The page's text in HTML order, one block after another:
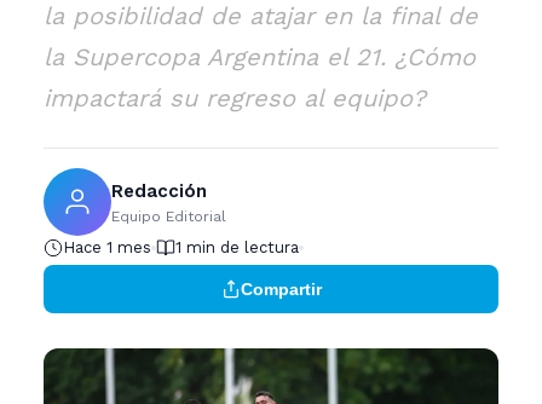
la posibilidad de atajar en la final de
la Supercopa Argentina el 21. ¿Cómo
impactará su regreso al equipo?
Redacción
Equipo Editorial
Hace 1 mes 1 min de lectura
Compartir